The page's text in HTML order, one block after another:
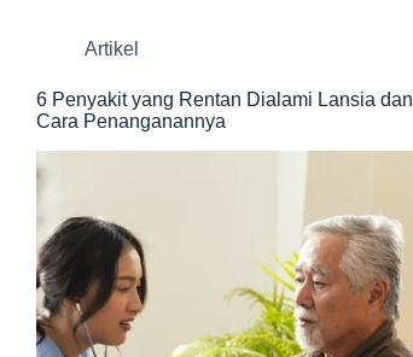
Artikel
6 Penyakit yang Rentan Dialami Lansia dan
Cara Penanganannya